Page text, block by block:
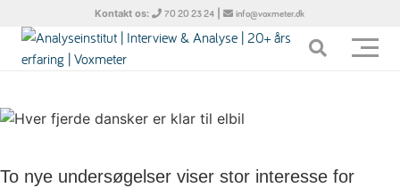
Kontakt os: 70 20 23 24 | info@voxmeter.dk
To nye undersøgelser viser stor interesse for